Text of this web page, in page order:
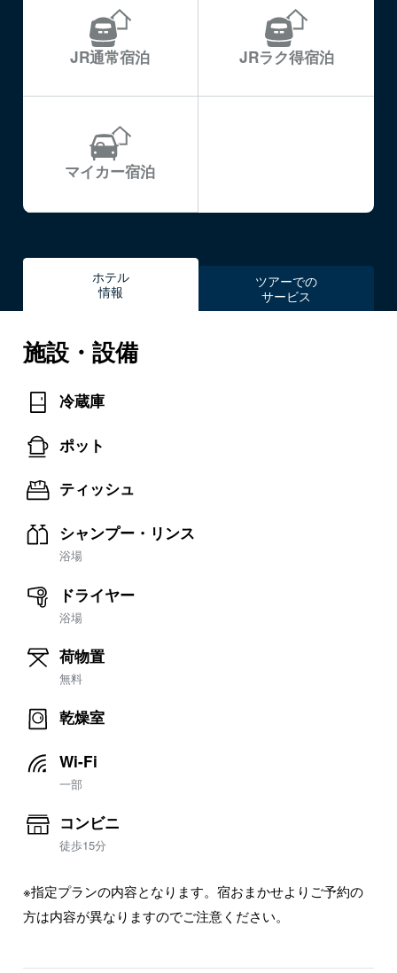
JR通常宿泊 JRラク得宿泊
マイカー宿泊
ホテル
情報
ツアーでの
サービス
施設・設備
冷蔵庫
ポット
ティッシュ
シャンプー・リンス
浴場
ドライヤー
浴場
荷物置
無料
乾燥室
Wi-Fi
一部
コンビニ
徒歩15分
※指定プランの内容となります。宿おまかせよりご予約の
方は内容が異なりますのでご注意ください。